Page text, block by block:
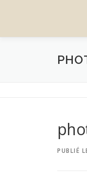
PUBLIÉ